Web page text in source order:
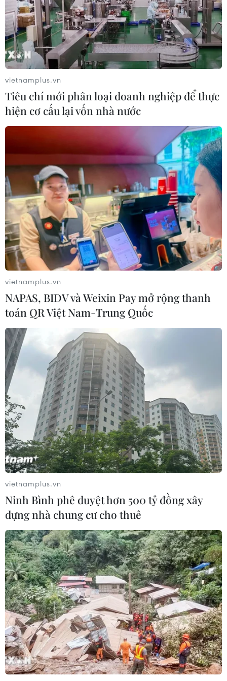
6 tháng năm 2026, Trung Quốc kỷ
luật hơn 1.500 cán bộ kiểm tra, giám
sát
04/08/2026 07:07
Mỹ bán đồng euro để hỗ trợ Nhật
Bản vực dậy đồng yen
Việt Nam tham dự Trại hè Khoa học
châu Á 2026 tại Hong Kong
03/08/2026 10:14
Triều Tiên quan ngại các hoạt động
quân sự của Mỹ, Nhật Bản và NATO
Hàn Quốc lần đầu thử nghiệm rà phá
thủy lôi ứng dụng AI
03/08/2026 07:22
Tàu chiến Hàn Quốc giành danh
hiệu 'Top Gun trên biển' tại RIMPAC
sau 16 năm
03/08/2026 06:34
Xem thêm
CƠ QUAN CHỦ QUẢN: THÔNG TẤN XÃ VIỆT NAM
Tổng Biên tập: TRẦN TIẾN DUẨN
Phó Tổng Biên tập: NGUYỄN THỊ TÁM, KHÚC THANH
THỦY
Sở hữu trí tuệ
Quy định sử dụng
RSS
Hỗ trợ
Ngôn ngữ
TTXVN
Dịch vụ tin
Quảng cáo
vietnamplus.vn
Tiêu chí mới phân loại doanh nghiệp để thực
hiện cơ cấu lại vốn nhà nước
vietnamplus.vn
NAPAS, BIDV và Weixin Pay mở rộng thanh
toán QR Việt Nam-Trung Quốc
vietnamplus.vn
Ninh Bình phê duyệt hơn 500 tỷ đồng xây
dựng nhà chung cư cho thuê